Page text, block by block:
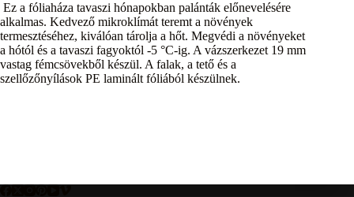
Ez a fóliaháza tavaszi hónapokban palánták előnevelésére
alkalmas. Kedvező mikroklímát teremt a növények
termesztéséhez, kiválóan tárolja a hőt. Megvédi a növényeket
a hótól és a tavaszi fagyoktól -5 °C-ig. A vázszerkezet 19 mm
vastag fémcsövekből készül. A falak, a tető és a
szellőzőnyílások PE laminált fóliából készülnek.